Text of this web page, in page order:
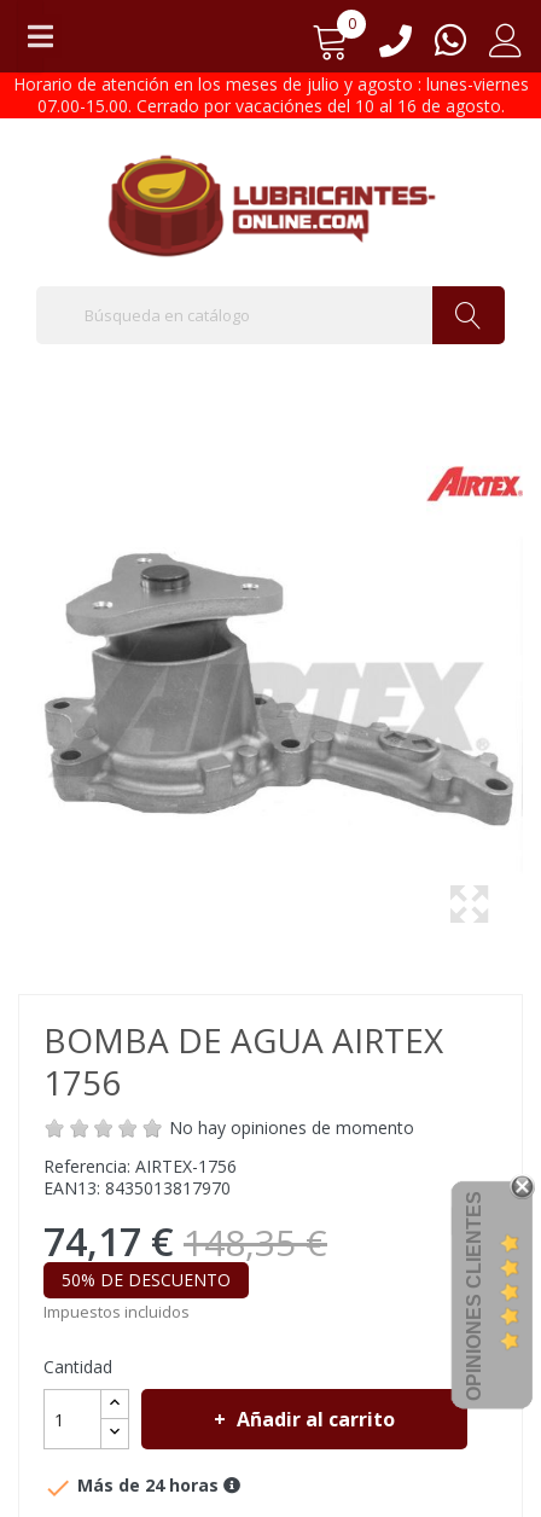
0
Horario de atención en los meses de julio y agosto : lunes-viernes
07.00-15.00. Cerrado por vacaciónes del 10 al 16 de agosto.
BOMBA DE AGUA AIRTEX
1756
No hay opiniones de momento
Referencia: AIRTEX-1756
EAN13: 8435013817970
74,17 € 148,35 €
50% DE DESCUENTO
Impuestos incluidos
Cantidad
Añadir al carrito
 Más de 24 horas
OPINIONES CLIENTES